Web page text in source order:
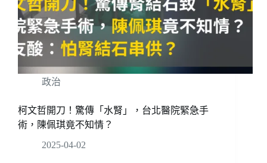
政治
柯文哲開刀！驚傳「水腎」，台北醫院緊急手
術，陳佩琪竟不知情？
2025-04-02